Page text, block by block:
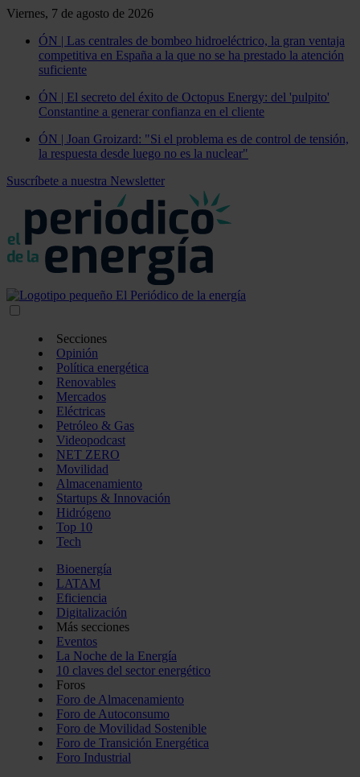
Viernes, 7 de agosto de 2026
ÓN | Las centrales de bombeo hidroeléctrico, la gran ventaja
competitiva en España a la que no se ha prestado la atención
suficiente
ÓN | El secreto del éxito de Octopus Energy: del 'pulpito'
Constantine a generar confianza en el cliente
ÓN | Joan Groizard: "Si el problema es de control de tensión,
la respuesta desde luego no es la nuclear"
Suscríbete a nuestra Newsletter
Secciones
Opinión
Política energética
Renovables
Mercados
Eléctricas
Petróleo & Gas
Videopodcast
NET ZERO
Movilidad
Almacenamiento
Startups & Innovación
Hidrógeno
Top 10
Tech
Bioenergía
LATAM
Eficiencia
Digitalización
Más secciones
Eventos
La Noche de la Energía
10 claves del sector energético
Foros
Foro de Almacenamiento
Foro de Autoconsumo
Foro de Movilidad Sostenible
Foro de Transición Energética
Foro Industrial